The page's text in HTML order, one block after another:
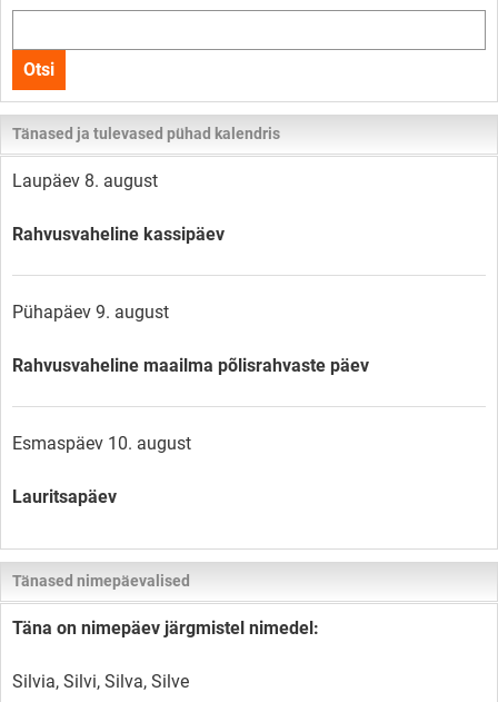
kogu
lehelt
Otsi
Tänased ja tulevased pühad kalendris
Laupäev 8. august
Rahvusvaheline kassipäev
Pühapäev 9. august
Rahvusvaheline maailma põlisrahvaste päev
Esmaspäev 10. august
Lauritsapäev
Tänased nimepäevalised
Täna on nimepäev järgmistel nimedel:
Silvia, Silvi, Silva, Silve